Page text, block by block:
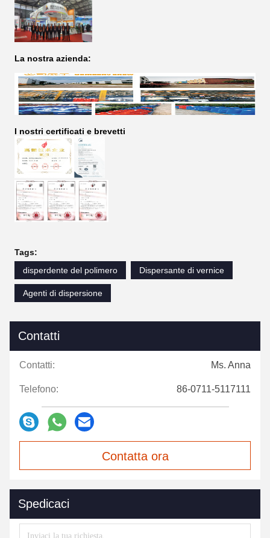
La nostra azienda:
I nostri certificati e brevetti
Tags:
disperdente del polimero
Dispersante di vernice
Agenti di dispersione
Contatti
Contatti: Ms. Anna
Telefono: 86-0711-5117111
Contatta ora
Spedicaci